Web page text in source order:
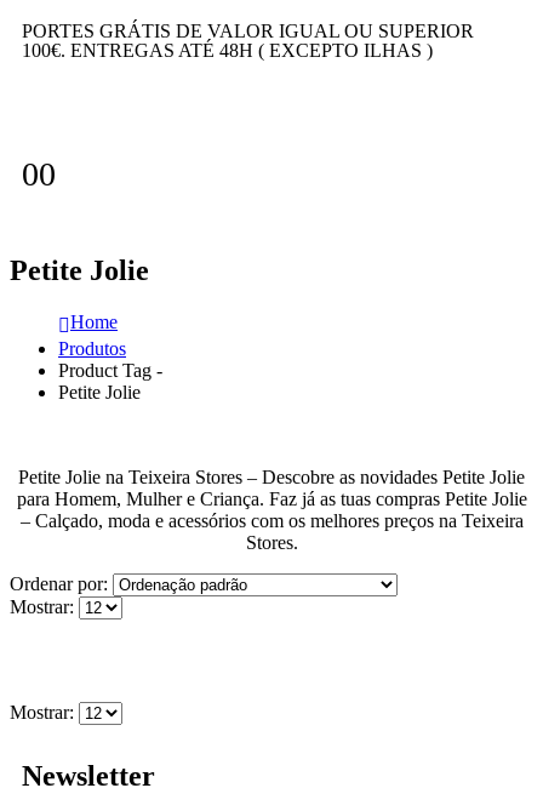
PORTES GRÁTIS DE VALOR IGUAL OU SUPERIOR
100€. ENTREGAS ATÉ 48H ( EXCEPTO ILHAS )
00
Petite Jolie
Home
Produtos
Product Tag -
Petite Jolie
Petite Jolie na Teixeira Stores – Descobre as novidades Petite Jolie
para Homem, Mulher e Criança. Faz já as tuas compras Petite Jolie
– Calçado, moda e acessórios com os melhores preços na Teixeira
Stores.
Ordenar por:
Mostrar:
Mostrar:
Newsletter